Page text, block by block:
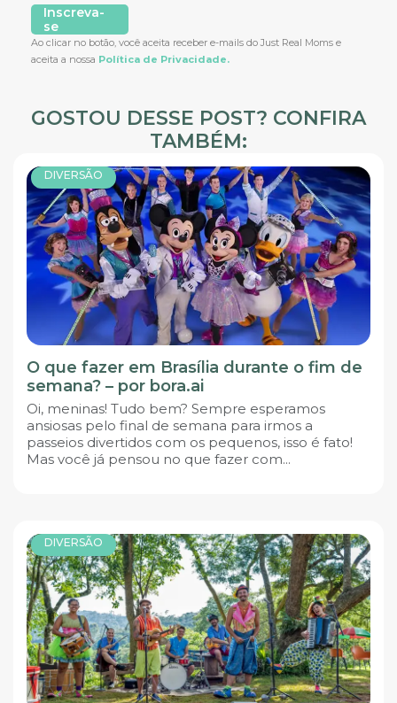
Inscreva-
se
Ao clicar no botão, você aceita receber e-mails do Just Real Moms e
aceita a nossa Política de Privacidade.
GOSTOU DESSE POST? CONFIRA
TAMBÉM:
DIVERSÃO
O que fazer em Brasília durante o fim de
semana? – por bora.ai
Oi, meninas! Tudo bem? Sempre esperamos
ansiosas pelo final de semana para irmos a
passeios divertidos com os pequenos, isso é fato!
Mas você já pensou no que fazer com...
DIVERSÃO